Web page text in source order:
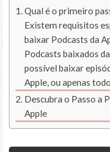
Qual é o primeiro
Existem requisitos
baixar Podcasts da
Podcasts baixados
possível baixar
Apple, ou apenas
Descubra o Passo a
Apple